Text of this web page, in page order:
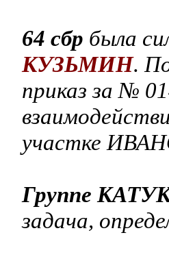
64 сбр была
КУЗЬМИН.
приказ за №
участке
Группе
задача,